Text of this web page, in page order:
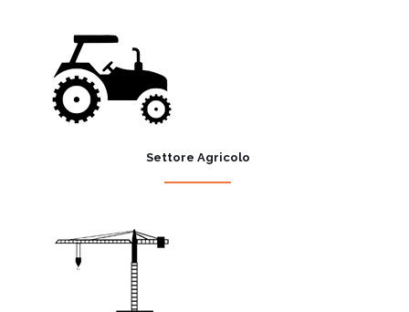
Settore Agricolo